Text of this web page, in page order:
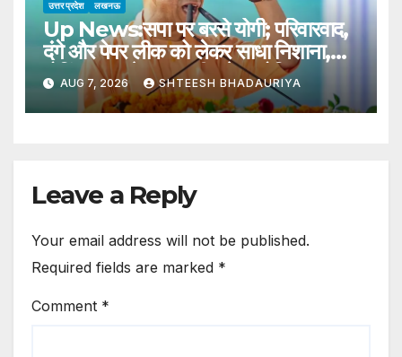
उत्तर प्रदेश लखनऊ
Up News:सपा पर बरसे योगी; परिवारवाद,
दंगे और पेपर लीक को लेकर साधा निशाना,
गोविंद साहब मेला राजकीय मेला घोषित – Cm
Yogi Declared Govind Sahab
Mela As State-level Fair
AUG 7, 2026 SHTEESH BHADAURIYA
Leave a Reply
Your email address will not be published.
Required fields are marked *
Comment *